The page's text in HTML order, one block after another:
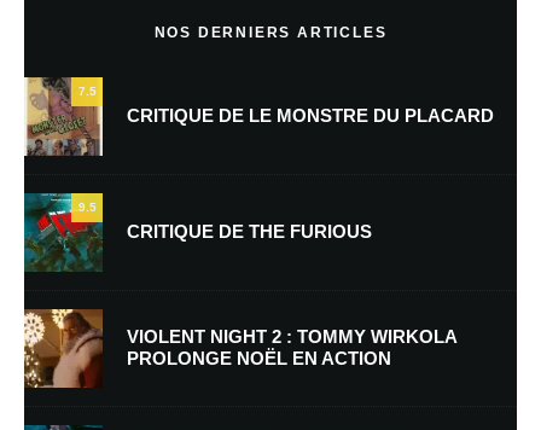
Nom*
E-mail *
NOS DERNIERS ARTICLES
7.5
CRITIQUE DE LE MONSTRE DU PLACARD
9.5
CRITIQUE DE THE FURIOUS
VIOLENT NIGHT 2 : TOMMY WIRKOLA
PROLONGE NOËL EN ACTION